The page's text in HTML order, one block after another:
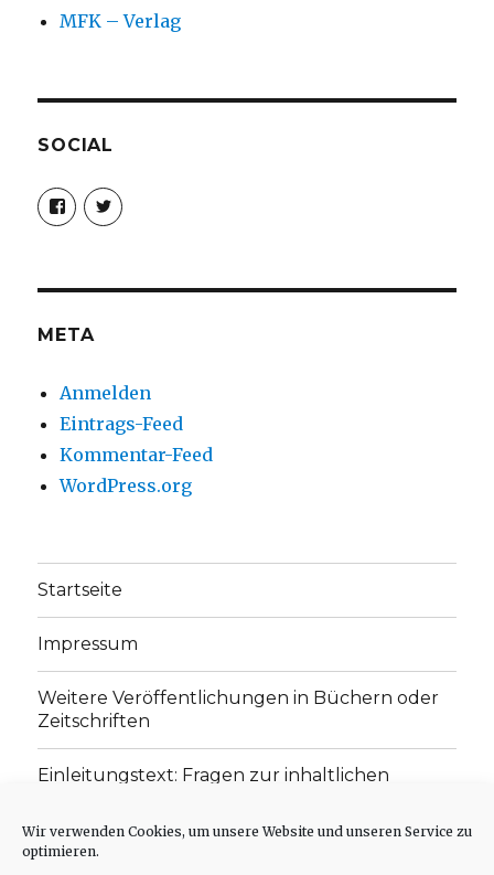
Wir verwenden Cookies, um unsere Website und unseren Service zu
optimieren.
MFK – Verlag
SOCIAL
Profil
von
christoph.fleischer1
anzeigen
Profil
von
ChristophFl
anzeigen
META
Anmelden
Eintrags-Feed
Kommentar-Feed
WordPress.org
Startseite
Impressum
Weitere Veröffentlichungen in Büchern oder
Zeitschriften
Einleitungstext: Fragen zur inhaltlichen
„schwachen Glaubens“